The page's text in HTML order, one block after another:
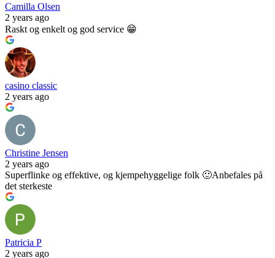
Camilla Olsen
2 years ago
Raskt og enkelt og god service 😁
casino classic
2 years ago
Christine Jensen
2 years ago
Superflinke og effektive, og kjempehyggelige folk 🙂Anbefales på
det sterkeste
Patricia P
2 years ago